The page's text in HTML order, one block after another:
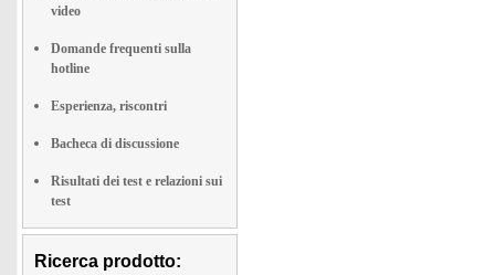
video
Domande frequenti sulla
hotline
Esperienza, riscontri
Bacheca di discussione
Risultati dei test e relazioni sui
test
Ricerca prodotto: